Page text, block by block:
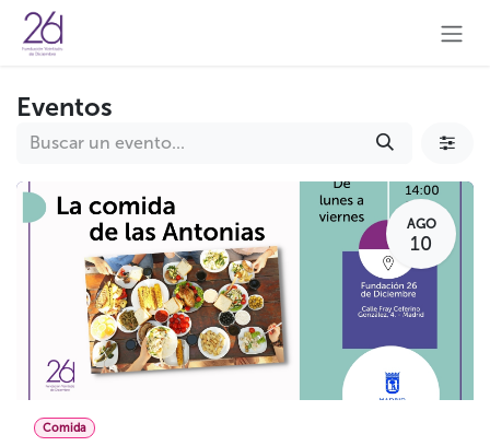
Ir al contenido
Eventos
AGO
10
Comida